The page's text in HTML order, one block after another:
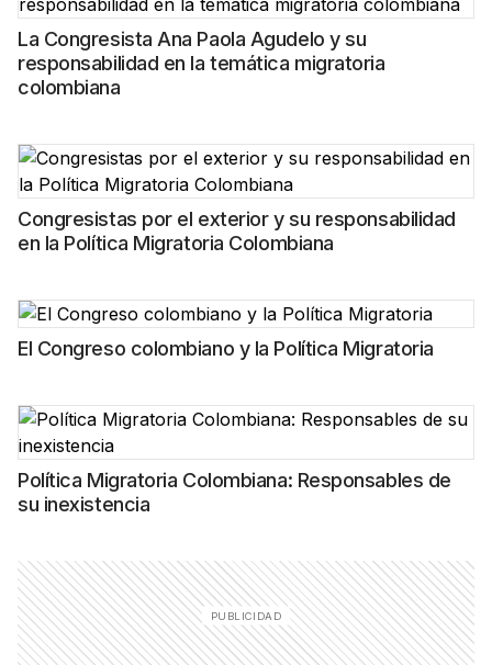
La Congresista Ana Paola Agudelo y su
responsabilidad en la temática migratoria
colombiana
Congresistas por el exterior y su responsabilidad
en la Política Migratoria Colombiana
El Congreso colombiano y la Política Migratoria
Política Migratoria Colombiana: Responsables de
su inexistencia